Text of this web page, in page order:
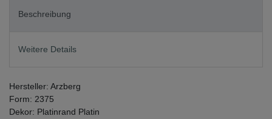
Beschreibung
Weitere Details
Hersteller: Arzberg
Form: 2375
Dekor: Platinrand Platin